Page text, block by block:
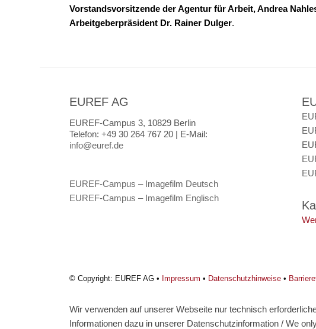
Vorstandsvorsitzende der Agentur für Arbeit, Andrea
Arbeitgeberpräsident Dr. Rainer Dulger.
EUREF AG
EUREF-Campus 3, 10829 Berlin
Telefon:+49 30 264 767 20 | E-Mail:
info@euref.de
EUREF-Campus – Imagefilm Deutsch
EUREF-Campus – Imagefilm Englisch
© Copyright: EUREF AG • Impressum • Datenschutzhinweise •
Wir verwenden auf unserer Webseite nur technisch
Informationen dazu in unserer Datenschutzinformation / We